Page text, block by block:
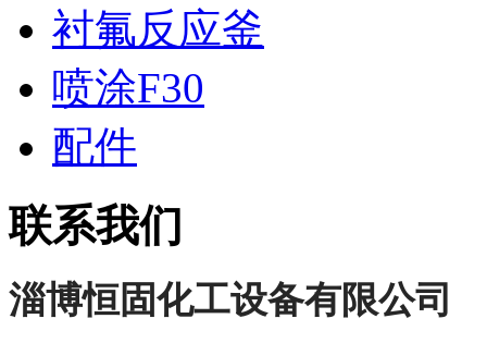
衬氟反应釜
喷涂F30
配件
联系我们
淄博恒固化工设备有限公司